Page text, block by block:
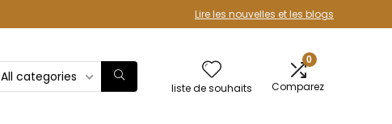
Lire les nouvelles et les blogs
All categories
liste de souhaits
0
Comparez